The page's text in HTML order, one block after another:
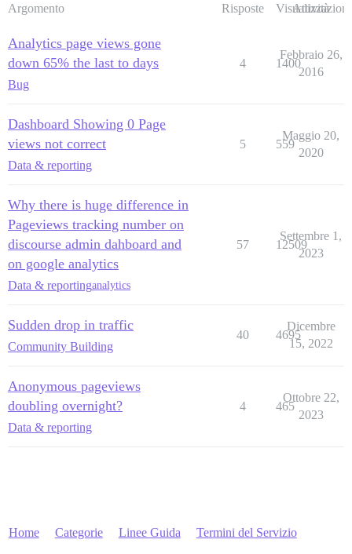
Argomento Risposte Visualizzazioni
Attività
Analytics page views gone
down 65% the last to days
Bug
4 1400
Febbraio 26,
2016
Dashboard Showing 0 Page
views not correct
Data & reporting
5 559
Maggio 20,
2020
Why there is huge difference in
Pageviews tracking number on
discourse admin dahboard and
on google analytics
Data & reportinganalytics
57 12509
Settembre 1,
2023
Sudden drop in traffic
Community Building
40 4695
Dicembre
15, 2022
Anonymous pageviews
doubling overnight?
Data & reporting
4 465
Ottobre 22,
2023
Home Categorie Linee Guida Termini del Servizio